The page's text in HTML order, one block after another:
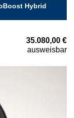
Hybrid
35.080,00 €
ausweisbar